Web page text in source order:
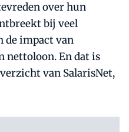
over hun
bij veel
de impact van
nettoloon. En dat is
van SalarisNet,